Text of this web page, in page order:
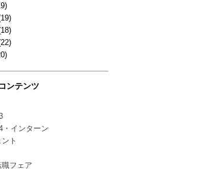
ンテンツ
・インターン
ト
フェア